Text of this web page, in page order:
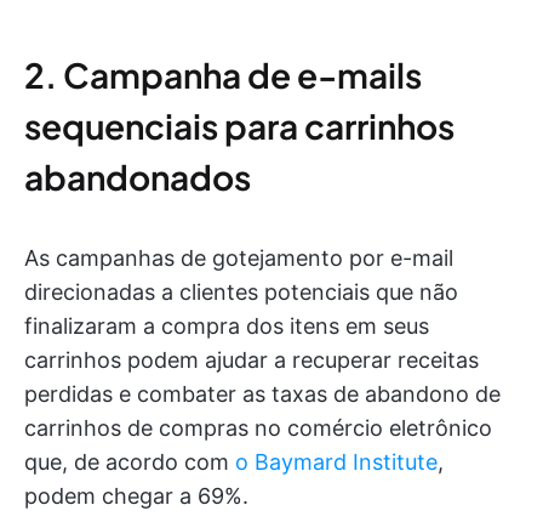
2. Campanha de e-mails
sequenciais para carrinhos
abandonados
As campanhas de gotejamento por e-mail
direcionadas a clientes potenciais que não
finalizaram a compra dos itens em seus
carrinhos podem ajudar a recuperar receitas
perdidas e combater as taxas de abandono de
carrinhos de compras no comércio eletrônico
que, de acordo com o Baymard Institute,
podem chegar a 69%.